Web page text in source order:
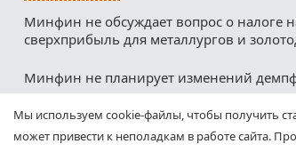
Минфин не обсуждает вопрос о налоге
сверхприбыль для металлургов и
Минфин не планирует изменений
Минфин против любых налоговых
нефтекомпаний из-за дефицитного
Мы используем cookie-файлы, чтобы получить
может привести к неполадкам в работе сайта.